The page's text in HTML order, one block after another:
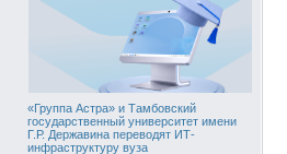
«Группа Астра» и Тамбовский
государственный университет имени
Г.Р. Державина переводят ИТ-
инфраструктуру вуза